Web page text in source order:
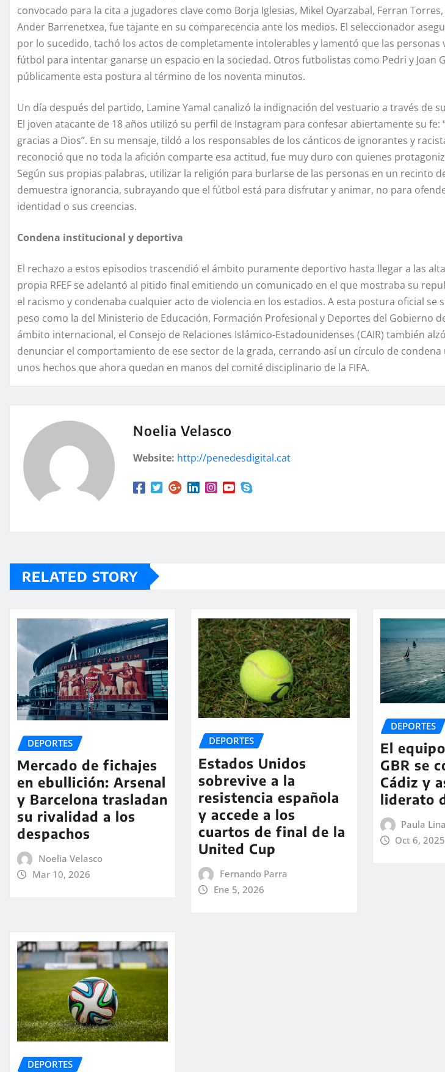
convocado para la cita a jugadores clave como Borja Iglesias, Mikel Oyarzabal, Ferran
Ander Barrenetxea, fue tajante en su comparecencia ante los medios. El seleccionador
por lo sucedido, tachó los actos de completamente intolerables y lamentó que las personas
fútbol para intentar ganarse un espacio en la sociedad. Otros futbolistas como Pedri y Joan
públicamente esta postura al término de los noventa minutos.
Un día después del partido, Lamine Yamal canalizó la indignación del vestuario a través de
El joven atacante de 18 años utilizó su perfil de Instagram para confesar abiertamente su fe:
gracias a Dios”. En su mensaje, tildó a los responsables de los cánticos de ignorantes y
reconoció que no toda la afición comparte esa actitud, fue muy duro con quienes
Según sus propias palabras, utilizar la religión para burlarse de las personas en un recinto
demuestra ignorancia, subrayando que el fútbol está para disfrutar y animar, no para
identidad o sus creencias.
Condena institucional y deportiva
El rechazo a estos episodios trascendió el ámbito puramente deportivo hasta llegar a las
propia RFEF se adelantó al pitido final emitiendo un comunicado en el que mostraba su
el racismo y condenaba cualquier acto de violencia en los estadios. A esta postura oficial se
peso como la del Ministerio de Educación, Formación Profesional y Deportes del Gobierno
ámbito internacional, el Consejo de Relaciones Islámico-Estadounidenses (CAIR) también
denunciar el comportamiento de ese sector de la grada, cerrando así un círculo de
unos hechos que ahora quedan en manos del comité disciplinario de la FIFA.
Noelia Velasco
Website: http://penedesdigital.cat
RELATED STORY
DEPORTES
Mercado de fichajes
en ebullición: Arsenal
y Barcelona trasladan
su rivalidad a los
despachos
Noelia Velasco
Mar 10, 2026
DEPORTES
Estados Unidos
sobrevive a la
resistencia española
y accede a los
cuartos de final de la
United Cup
Fernando Parra
Ene 5, 2026
DEPORTES
El
GBR se
Cádiz y
liderato
Paula
Oct 6, 2025
DEPORTES